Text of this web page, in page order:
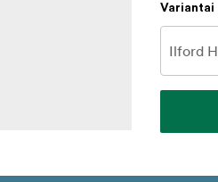
Variantai